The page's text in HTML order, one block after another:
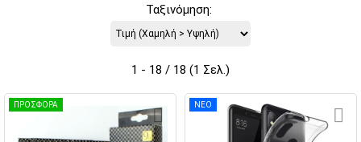
Ταξινόμηση:
1 - 18 / 18 (1 Σελ.)
ΠΡΟΣΦΟΡΑ ΝΕΟ